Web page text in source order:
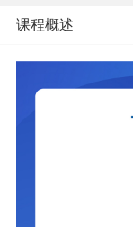
课程概述